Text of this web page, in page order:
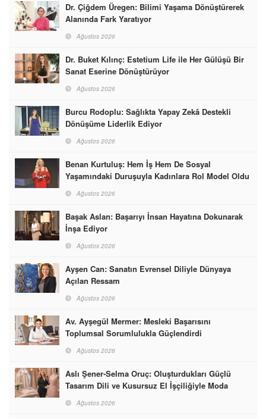
Dr. Çiğdem Üregen: Bilimi Yaşama Dönüştürerek
Alanında Fark Yaratıyor
Ağustos 2026
Dr. Buket Kılınç: Estetium Life ile Her Gülüşü Bir
Sanat Eserine Dönüştürüyor
Ağustos 2026
Burcu Rodoplu: Sağlıkta Yapay Zekâ Destekli
Dönüşüme Liderlik Ediyor
Ağustos 2026
Benan Kurtuluş: Hem İş Hem De Sosyal
Yaşamındaki Duruşuyla Kadınlara Rol Model Oldu
Ağustos 2026
Başak Aslan: Başarıyı İnsan Hayatına Dokunarak
İnşa Ediyor
Ağustos 2026
Ayşen Can: Sanatın Evrensel Diliyle Dünyaya
Açılan Ressam
Ağustos 2026
Av. Ayşegül Mermer: Mesleki Başarısını
Toplumsal Sorumlulukla Güçlendirdi
Ağustos 2026
Aslı Şener-Selma Oruç: Oluşturdukları Güçlü
Tasarım Dili ve Kusursuz El İşçiliğiyle Moda
Dünyasına İmzalarını Attılar
Ağustos 2026